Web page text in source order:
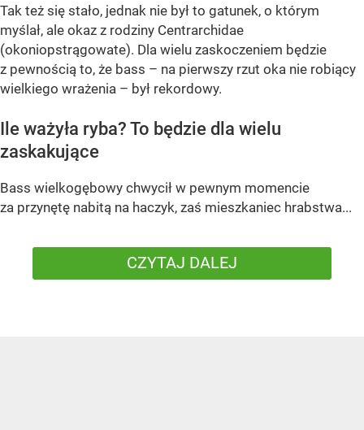
Tak też się stało, jednak nie był to gatunek, o którym
myślał, ale okaz z rodziny Centrarchidae
(okoniopstrągowate). Dla wielu zaskoczeniem będzie
z pewnością to, że bass – na pierwszy rzut oka nie robiący
wielkiego wrażenia – był rekordowy.
Ile ważyła ryba? To będzie dla wielu
zaskakujące
Bass wielkogębowy chwycił w pewnym momencie
za przynętę nabitą na haczyk, zaś mieszkaniec hrabstwa...
CZYTAJ DALEJ